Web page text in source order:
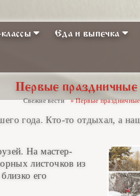
Еда и выпечка
Первые праздничные
Свежие вести » Первые
года.Кто-то отдыхал, а
На мастер-
листочков из
его